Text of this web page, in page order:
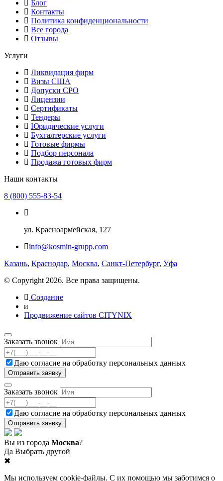
Блог
Контакты
Политика конфиденциональности
Все города
Отзывы
Услуги
Ликвидация фирм
Визы США
Допуски СРО
Лицензии
Сертификаты
Тендеры
Юридические услуги
Бухгалтерские услуги
Готовые фирмы
Подбор персонала
Продажа готовых фирм
Наши контакты
8 (800) 555-83-54
ул. Красноармейская, 127
info@kosmin-grupp.com
Казань, Краснодар, Москва, Санкт-Петербург, Уфа
© Copyright 2026. Все права защищены.
Создание
и
Продвижение сайтов CITYNIX
Заказать звонок
Даю согласие на обработку персональных данных
Заказать звонок
Даю согласие на обработку персональных данных
Вы из города Москва?
Да Выбрать другой
✖
Мы используем cookie-файлы. С их помощью мы заботимся о